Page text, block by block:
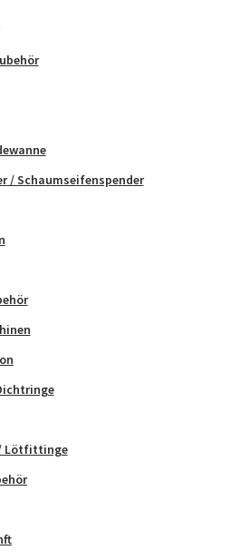
/ Schaumseifenspender
Lötfittinge